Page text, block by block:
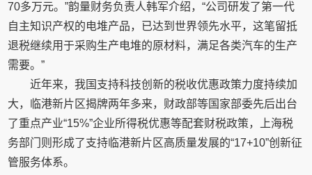
70多万元。”韵量财务负责人韩军介绍，“公司研发了第一代
自主知识产权的电堆产品，已达到世界领先水平，这笔留抵
退税继续用于采购生产电堆的原材料，满足各类汽车的生产
需要。”
近年来，我国支持科技创新的税收优惠政策力度持续加
大，临港新片区揭牌两年多来，财政部等国家部委先后出台
了重点产业“15%”企业所得税优惠等配套财税政策，上海税
务部门则形成了支持临港新片区高质量发展的“17+10”创新征
管服务体系。